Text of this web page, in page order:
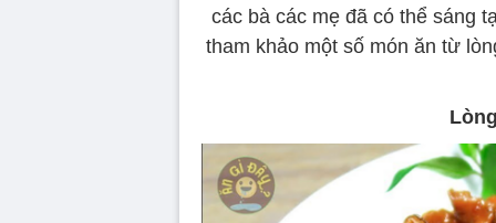
các bà các mẹ đã có thể sáng
tham khảo một số món ăn từ